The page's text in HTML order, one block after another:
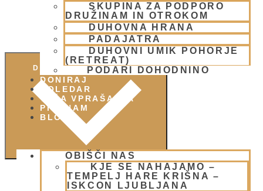
SKUPINA ZA PODPORO
DRUŽINAM IN OTROKOM
DUHOVNA HRANA
PADAJATRA
DUHOVNI UMIK POHORJE
(RETREAT)
PODARI DOHODNINO
DONIRAJ
KOLEDAR
VAŠA VPRAŠANJA
PIŠI NAM
BLOG
OBIŠČI NAS
KJE SE NAHAJAMO –
TEMPELJ HARE KRIŠNA –
ISKCON LJUBLJANA
DODAJ V KOLEDAR